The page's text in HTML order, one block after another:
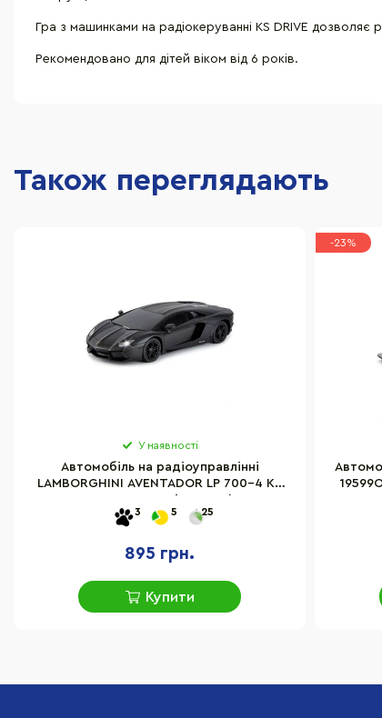
Гра з машинками на радіокеруванні KS DRIVE дозволяє
Рекомендовано для дітей віком від 6 років.
Також переглядають
У наявності
Автомобіль на радіоуправлінні
LAMBORGHINI AVENTADOR LP 700-4 KS
3 5 25
895 грн.
Купити
-23%